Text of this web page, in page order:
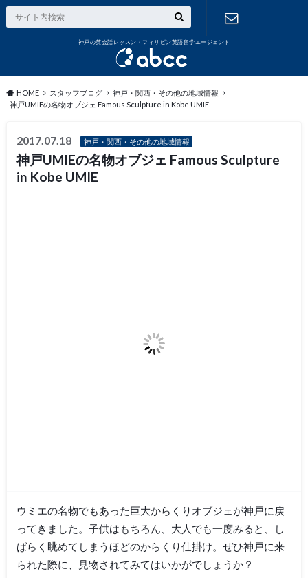
神戸の英会話レッスン・フィリピン英語留学エージェント
HOME スタッフブログ
神戸・関西・その他の地域情報
神戸UMIEの名物オブジェ Famous Sculpture in Kobe UMIE
2017.07.18 神戸・関西・その他の地域情報
神戸UMIEの名物オブジェ Famous Sculpture
in Kobe UMIE
ウミエの名物でもあった巨大からくりオブジェが神戸に戻
ってきました。子供はもちろん、大人でも一度みると、し
ばらく眺めてしまうほどのからくり仕掛け。ぜひ神戸に来
られた際に、見物されてみてはいかがでしょうか？